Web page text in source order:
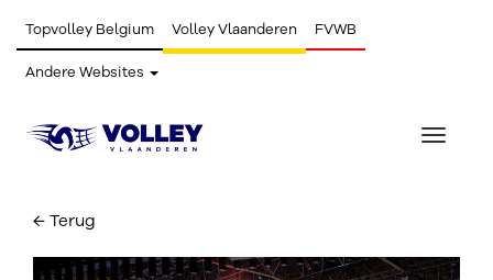
Topvolley Belgium Volley Vlaanderen FVWB
Andere Websites
Toggle
← Terug